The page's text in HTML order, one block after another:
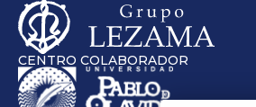
CENTRO COLABORADOR